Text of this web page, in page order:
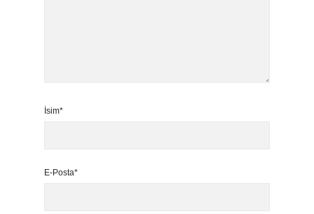
İsim*
E-Posta*